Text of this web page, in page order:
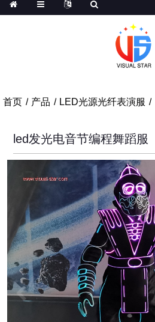
首页 产品 LED光源光纤表演服
led发光电音节编程舞蹈服